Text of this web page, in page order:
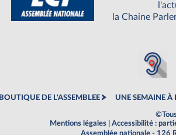
la Chaine
BOUTIQUE DE L'ASSEMBLEE UNE SEMAINE À
Mentions légales
Accessibilité :
Assemblée nationale - 126